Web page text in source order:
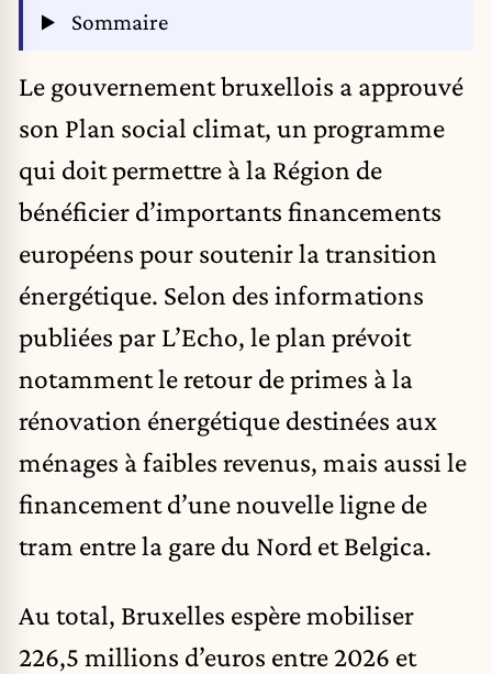
Sommaire
Le gouvernement bruxellois a approuvé
son Plan social climat, un programme
qui doit permettre à la Région de
bénéficier d’importants financements
européens pour soutenir la transition
énergétique. Selon des informations
publiées par L’Echo, le plan prévoit
notamment le retour de primes à la
rénovation énergétique destinées aux
ménages à faibles revenus, mais aussi le
financement d’une nouvelle ligne de
tram entre la gare du Nord et Belgica.
Au total, Bruxelles espère mobiliser
226,5 millions d’euros entre 2026 et